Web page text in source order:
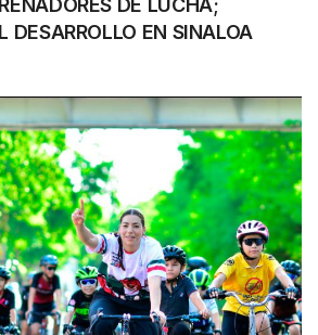
DE LUCHA;
DESARROLLO EN SINALOA